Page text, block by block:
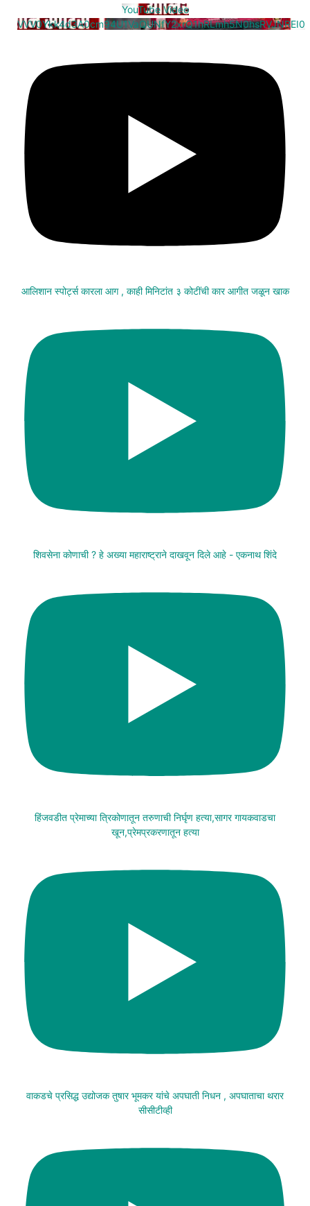
YouTube Video
VVV0Ykk4d3A0cm94U1VaQUNfY2xrQ1hRLmh5N0hsRVJNREI0
आलिशान स्पोर्ट्स कारला आग , काही मिनिटांत ३ कोटींची कार आगीत जळून खाक
शिवसेना कोणाची ? हे अख्या महाराष्ट्राने दाखवून दिले आहे - एकनाथ शिंदे
हिंजवडीत प्रेमाच्या त्रिकोणातून तरुणाची निर्घृण हत्या,सागर गायकवाडचा
खून,प्रेमप्रकरणातून हत्या
वाकडचे प्रसिद्ध उद्योजक तुषार भूमकर यांचे अपघाती निधन , अपघाताचा थरार
सीसीटीव्ही